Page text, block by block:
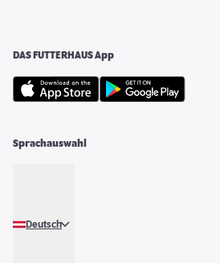
DAS FUTTERHAUS App
Sprachauswahl
Deutsch